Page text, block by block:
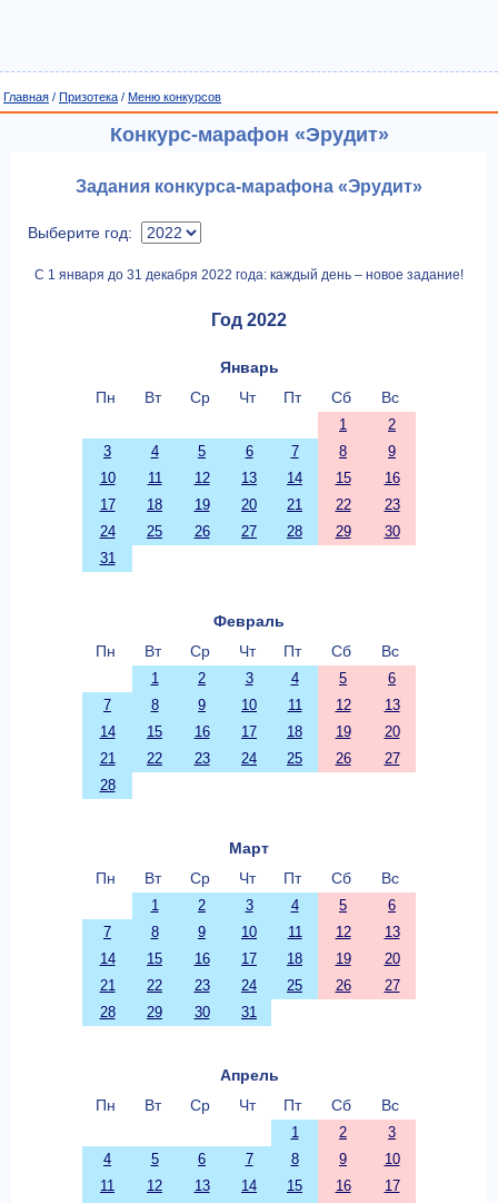
Главная / Призотека / Меню конкурсов
Конкурс-марафон «Эрудит»
Задания конкурса-марафона «Эрудит»
Выберите год:
С 1 января до 31 декабря 2022 года: каждый день – новое задание!
Год 2022
Январь
Пн
Вт Ср Чт Пт Сб Вс
1
2
3
4 5 6 7 8
9
10
11 12 13 14 15
16
17
18 19 20 21 22
23
24
25 26 27 28 29
30
31
Февраль
Пн
Вт Ср Чт Пт Сб Вс
1 2 3 4 5
6
7
8 9 10 11 12
13
14
15 16 17 18 19
20
21
22 23 24 25 26
27
28
Март
Пн
Вт Ср Чт Пт Сб Вс
1 2 3 4 5
6
7
8 9 10 11 12
13
14
15 16 17 18 19
20
21
22 23 24 25 26
27
28
29 30 31
Апрель
Пн
Вт Ср Чт Пт Сб Вс
1 2
3
4
5 6 7 8 9
10
11
12 13 14 15 16
17